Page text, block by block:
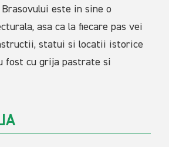
este in sine o
asa ca la fiecare pas vei
statui si locatii istorice
fost cu grija pastrate si